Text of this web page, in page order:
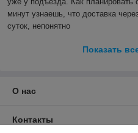
минут узнаешь, что доставка
суток, непонятно
Показать
О нас
Контакты